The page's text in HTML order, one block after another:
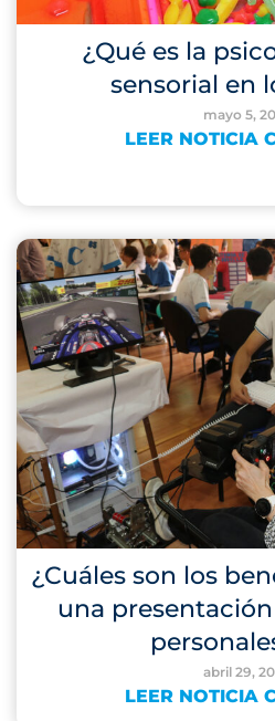
¿Qué es la
sensorial en
mayo 5,
LEER NOTICIA
¿Cuáles son los
una
abril 29,
LEER NOTICIA